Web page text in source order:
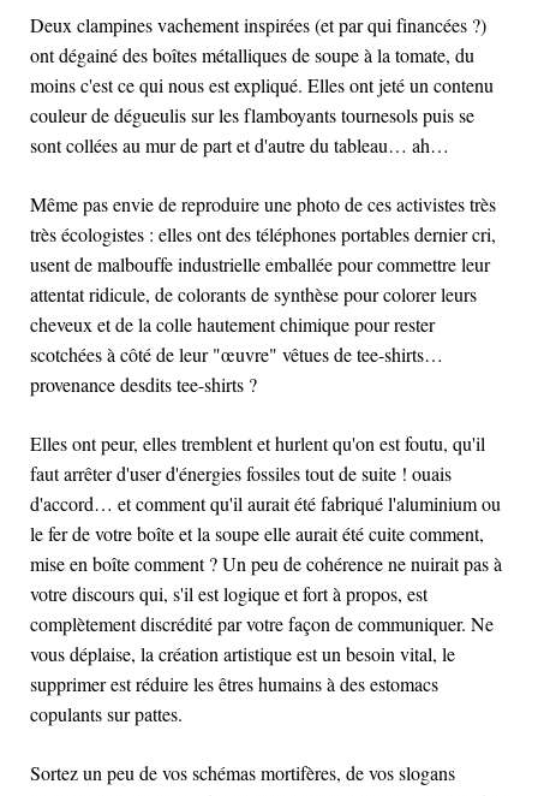
Deux clampines vachement inspirées (et par qui financées ?)
ont dégainé des boîtes métalliques de soupe à la tomate, du
moins c'est ce qui nous est expliqué. Elles ont jeté un contenu
couleur de dégueulis sur les flamboyants tournesols puis se
sont collées au mur de part et d'autre du tableau… ah…
Même pas envie de reproduire une photo de ces activistes très
très écologistes : elles ont des téléphones portables dernier cri,
usent de malbouffe industrielle emballée pour commettre leur
attentat ridicule, de colorants de synthèse pour colorer leurs
cheveux et de la colle hautement chimique pour rester
scotchées à côté de leur "œuvre" vêtues de tee-shirts…
provenance desdits tee-shirts ?
Elles ont peur, elles tremblent et hurlent qu'on est foutu, qu'il
faut arrêter d'user d'énergies fossiles tout de suite ! ouais
d'accord… et comment qu'il aurait été fabriqué l'aluminium ou
le fer de votre boîte et la soupe elle aurait été cuite comment,
mise en boîte comment ? Un peu de cohérence ne nuirait pas à
votre discours qui, s'il est logique et fort à propos, est
complètement discrédité par votre façon de communiquer. Ne
vous déplaise, la création artistique est un besoin vital, le
supprimer est réduire les êtres humains à des estomacs
copulants sur pattes.
Sortez un peu de vos schémas mortifères, de vos slogans